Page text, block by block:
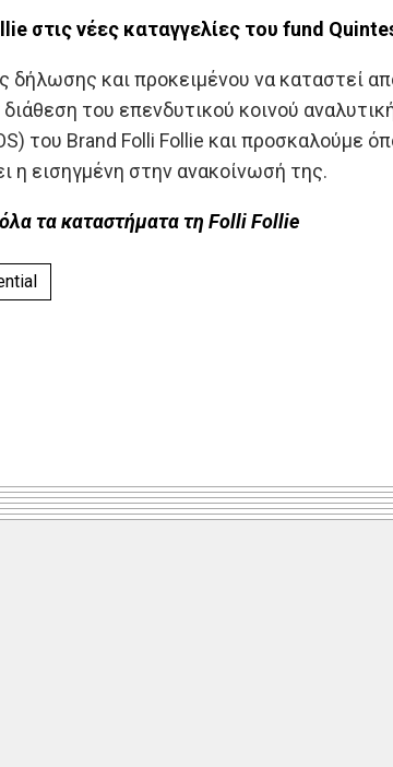
στις νέες καταγγελίες του fund
δήλωσης και προκειμένου να καταστεί
του επενδυτικού κοινού
του Brand Folli Follie και προσκαλούμε
η εισηγμένη στην ανακοίνωσή της.
τα καταστήματα τη Folli Follie